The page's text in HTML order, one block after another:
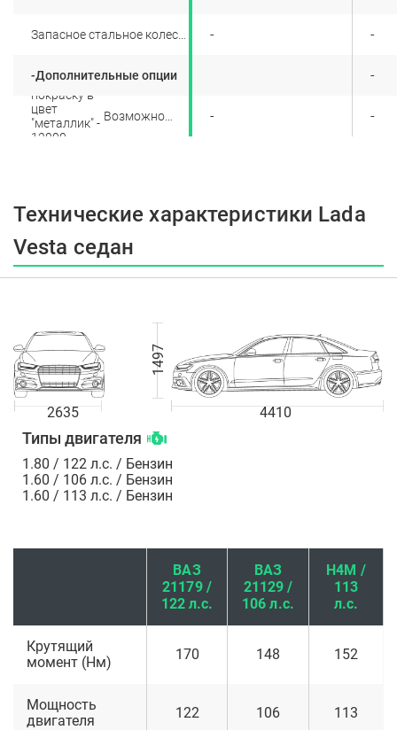
Запасное стальное колесо
-Дополнительные опции
купить
покраску в
цвет
"металлик" -
12000
Возможно
+
+
-
-
-
-
-
Технические характеристики Lada
Vesta седан
2635
1497
4410
Типы двигателя
1.80 / 122 л.с. / Бензин
1.60 / 106 л.с. / Бензин
1.60 / 113 л.с. / Бензин
ВАЗ
21179 /
122 л.с.
ВАЗ
21129 /
106 л.с.
H4M /
113
л.с.
Крутящий
момент (Нм)
170 148 152
Мощность
двигателя
122 106 113